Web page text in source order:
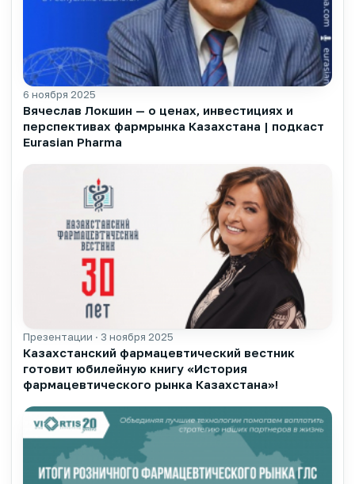
▶
6 ноября 2025
Вячеслав Локшин — о ценах, инвестициях и
перспективах фармрынка Казахстана | подкаст
Eurasian Pharma
▶
Презентации · 3 ноября 2025
Казахстанский фармацевтический вестник
готовит юбилейную книгу «История
фармацевтического рынка Казахстана»!